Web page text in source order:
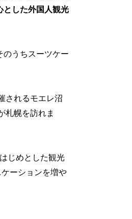
とした外国人観光
のうちスーツケー
されるモエレ沼
札幌を訪れま
じめとした観光
ーションを増や